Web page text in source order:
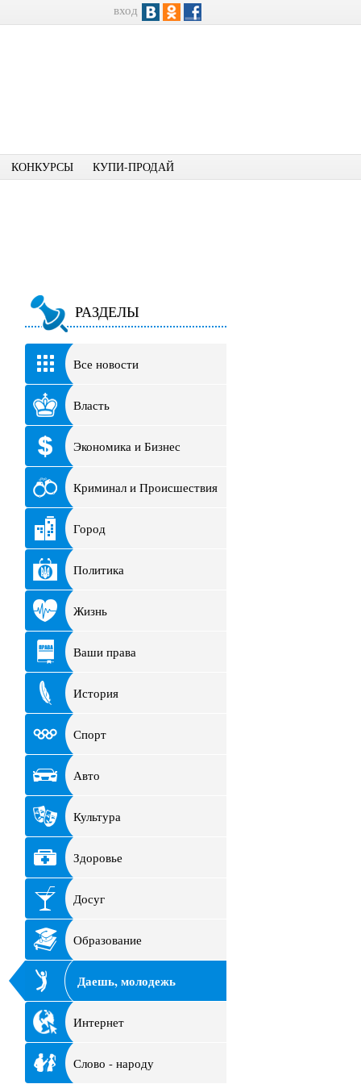
вход
КОНКУРСЫ КУПИ-ПРОДАЙ
РАЗДЕЛЫ
Все новости
Власть
Экономика и Бизнес
Криминал и Происшествия
Город
Политика
Жизнь
Ваши права
История
Спорт
Авто
Культура
Здоровье
Досуг
Образование
Даешь, молодежь
Интернет
Слово - народу